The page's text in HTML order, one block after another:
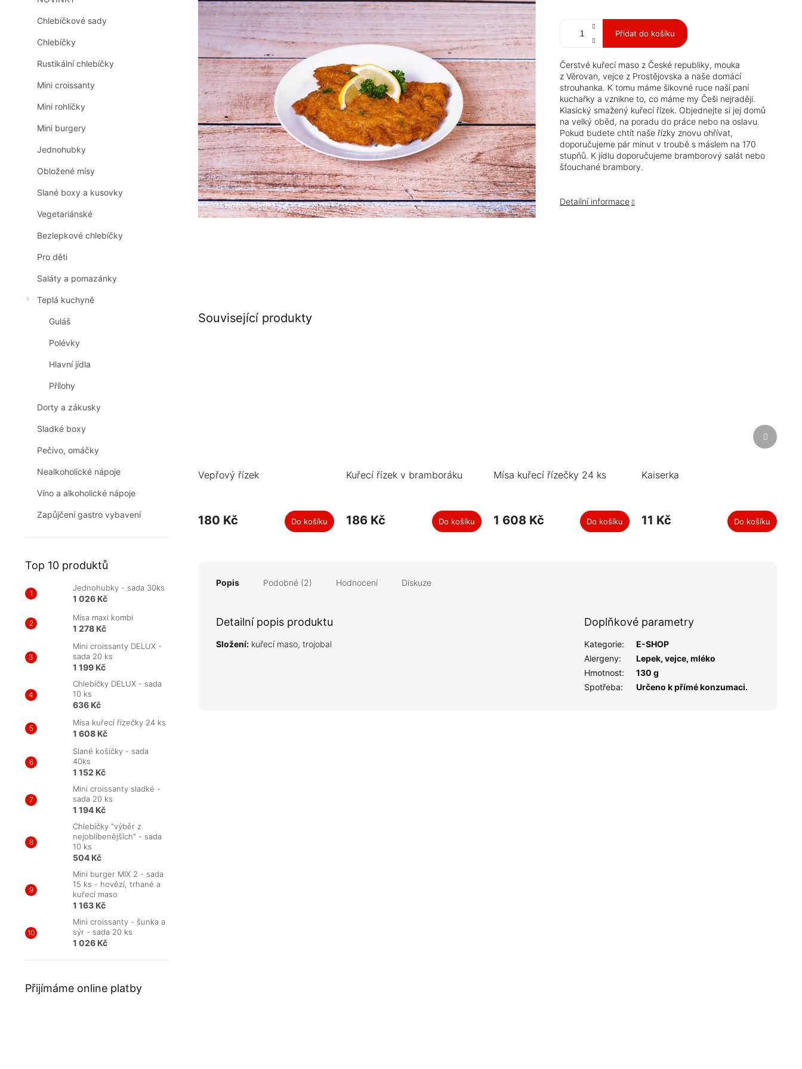
Chlebíčkové sady
Chlebíčky
Rustikální chlebíčky
Mini croissanty
Mini rohlíčky
Mini burgery
Jednohubky
Obložené mísy
Slané boxy a kusovky
Vegetariánské
Bezlepkové chlebíčky
Pro děti
Saláty a pomazánky
Teplá kuchyně
Guláš
Polévky
Hlavní jídla
Přílohy
Dorty a zákusky
Sladké boxy
Pečivo, omáčky
Nealkoholické nápoje
Víno a alkoholické nápoje
Zapůjčení gastro vybavení
Top 10 produktů
Jednohubky - sada 30ks
1 026 Kč
Mísa maxi kombi
1 278 Kč
Mini croissanty DELUX -
sada 20 ks
1 199 Kč
Chlebíčky DELUX - sada
10 ks
636 Kč
Mísa kuřecí řízečky 24 ks
1 608 Kč
Slané košíčky - sada
40ks
1 152 Kč
Mini croissanty sladké -
sada 20 ks
1 194 Kč
Chlebíčky "výběr z
nejoblíbenějších" - sada
10 ks
504 Kč
Mini burger MIX 2 - sada
15 ks - hovězí, trhané a
kuřecí maso
1 163 Kč
Mini croissanty - šunka a
sýr - sada 20 ks
1 026 Kč
Přijímáme online platby
0,0
z
5
hvězdiček.
Přidat do košíku
Čerstvé kuřecí maso z České republiky, mouka
z Věrovan, vejce z Prostějovska a naše domácí
strouhanka. K tomu máme šikovné ruce naší paní
kuchařky a vznikne to, co máme my Češi nejraději.
Klasický smažený kuřecí řízek. Objednejte si jej domů
na velký oběd, na poradu do práce nebo na oslavu.
Pokud budete chtít naše řízky znovu ohřívat,
doporučujeme pár minut v troubě s máslem na 170
stupňů. K jídlu doporučujeme bramborový salát nebo
šťouchané brambory.
Detailní informace
Související produkty
Vepřový řízek
180 Kč Do košíku
Kuřecí řízek v bramboráku
186 Kč Do košíku
Mísa kuřecí řízečky 24 ks
1 608 Kč Do košíku
Kaiserka
11 Kč Do košíku
Další
produkt
Popis Podobné (2) Hodnocení Diskuze
Detailní popis produktu
Složení: kuřecí maso, trojobal
Doplňkové parametry
Kategorie:
E-SHOP
Alergeny:
Lepek, vejce, mléko
Hmotnost:
130 g
Spotřeba: Určeno k přímé konzumaci.